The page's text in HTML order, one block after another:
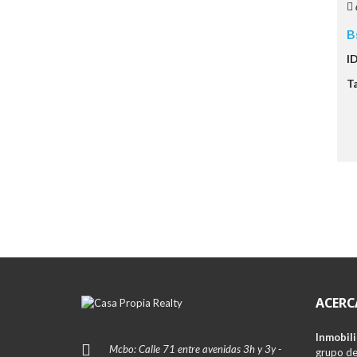
Mcbo: Calle 71 entre avenidas 3h y 3y -
grupo